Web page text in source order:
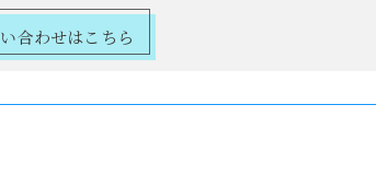
合わせはこちら